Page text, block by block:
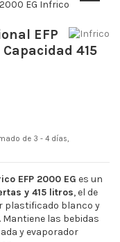
EFP
415
de 3 - 4 días,
EFP 2000 EG es un
y 415 litros, el de
plastificado blanco y
. Mantiene las bebidas
y evaporador